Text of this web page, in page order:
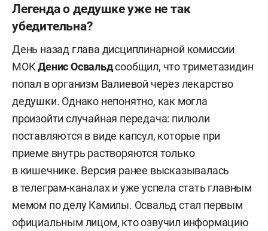
Легенда о дедушке уже не так
убедительна?
День назад глава дисциплинарной комиссии
МОКДенис Освальдсообщил, что триметазидин
попал в организм Валиевой через лекарство
дедушки. Однако непонятно, как могла
произойти случайная передача: пилюли
поставляются в виде капсул, которые при
приеме внутрь растворяются только
в кишечнике. Версия ранее высказывалась
в телеграм-каналах и уже успела стать главным
мемом по делу Камилы. Освальд стал первым
официальным лицом, кто озвучил информацию